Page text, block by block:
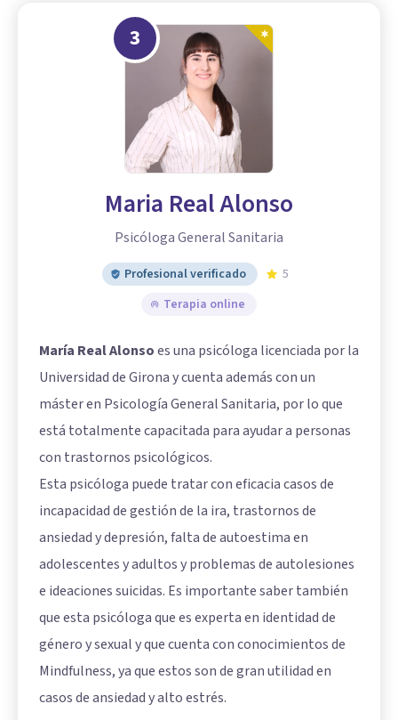
3
Maria Real Alonso
Psicóloga General Sanitaria
Profesional verificado
5
Terapia online
María Real Alonsoes una psicóloga licenciada por la
Universidad de Girona y cuenta además con un
máster en Psicología General Sanitaria, por lo que
está totalmente capacitada para ayudar a personas
con trastornos psicológicos.
Esta psicóloga puede tratar con eficacia casos de
incapacidad de gestión de la ira, trastornos de
ansiedad y depresión, falta de autoestima en
adolescentes y adultos y problemas de autolesiones
e ideaciones suicidas. Es importante saber también
que esta psicóloga que es experta en identidad de
género y sexual y que cuenta con conocimientos de
Mindfulness, ya que estos son de gran utilidad en
casos de ansiedad y alto estrés.